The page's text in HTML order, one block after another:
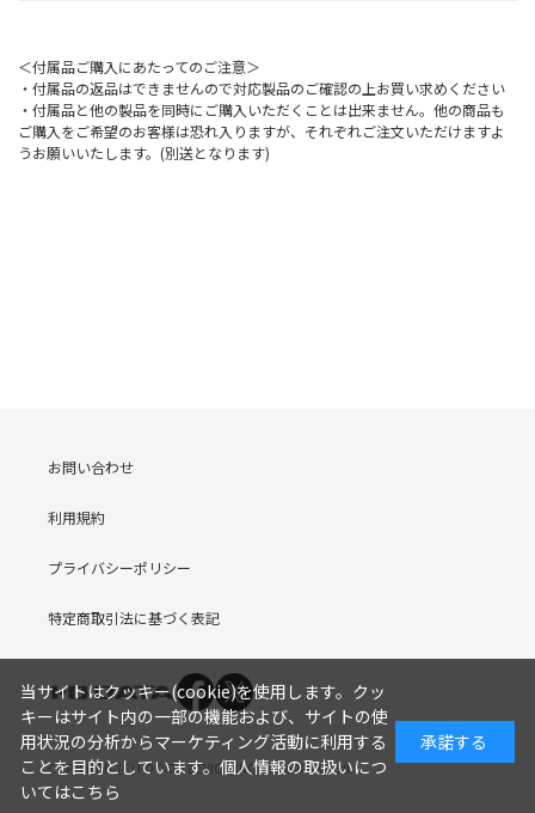
＜付属品ご購入にあたってのご注意＞
・付属品の返品はできませんので対応製品のご確認の上お買い求めください
・付属品と他の製品を同時にご購入いただくことは出来ません。他の商品も
ご購入をご希望のお客様は恐れ入りますが、それぞれご注文いただけますよ
うお願いいたします。(別送となります)
お問い合わせ
利用規約
プライバシーポリシー
特定商取引法に基づく表記
COPYRIGHT (C) I-O DATA DEVICE, INC. Since 2005.9.19
当サイトはクッキー(cookie)を使用します。クッ
キーはサイト内の一部の機能および、サイトの使
用状況の分析からマーケティング活動に利用する
ことを目的としています。個人情報の取扱いにつ
いてはこちら
承諾する